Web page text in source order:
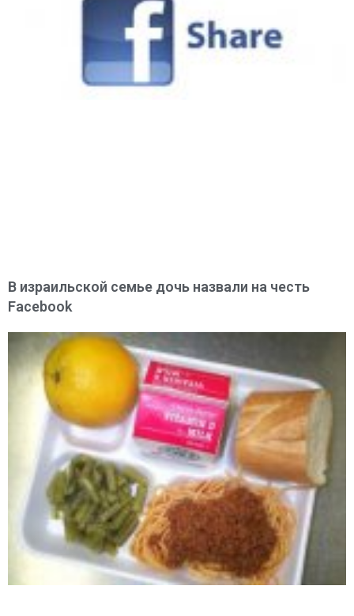
В израильской семье дочь назвали на честь
Facebook